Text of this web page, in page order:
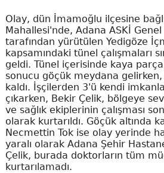
Olay, dün İmamoğlu ilçesine
Mahallesi'nde, Adana ASKİ
tarafından yürütülen Yedigöze
kapsamındaki tünel çalışmaları
geldi. Tünel içerisinde kaya
sonucu göçük meydana gelirken,
kaldı. İşçilerden 3'ü kendi
çıkarken, Bekir Çelik, bölgeye
ve sağlık ekiplerinin çalışması
olarak kurtarıldı. Göçük altında
Necmettin Tok ise olay yerinde
yaralı olarak Adana Şehir
Çelik, burada doktorların tüm
kurtarılamadı.